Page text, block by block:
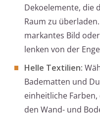
Dekoelemente, die
Raum zu
markantes Bild
lenken von der
Helle Textilien:
Badematten und
einheitliche
den Wand- und